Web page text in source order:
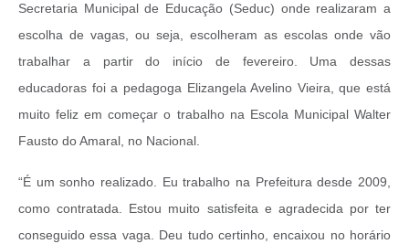
Secretaria Municipal de Educação (Seduc) onde realizaram a
escolha de vagas, ou seja, escolheram as escolas onde vão
trabalhar a partir do início de fevereiro. Uma dessas
educadoras foi a pedagoga Elizangela Avelino Vieira, que está
muito feliz em começar o trabalho na Escola Municipal Walter
Fausto do Amaral, no Nacional.
“É um sonho realizado. Eu trabalho na Prefeitura desde 2009,
como contratada. Estou muito satisfeita e agradecida por ter
conseguido essa vaga. Deu tudo certinho, encaixou no horário